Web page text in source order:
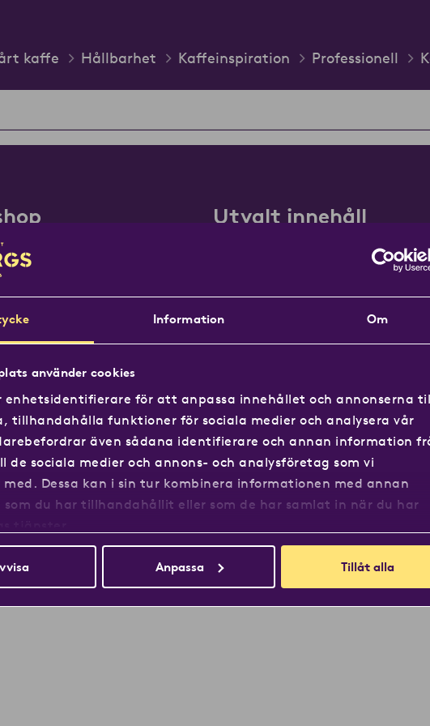
Information Om
använder cookies
enhetsidentifierare för att anpassa innehållet och annonserna
tillhandahålla funktioner för sociala medier och analysera vår
även sådana identifierare och annan information
de sociala medier och annons- och analysföretag som vi
Dessa kan i sin tur kombinera informationen med annan
du har tillhandahållit eller som de har samlat in när du har
Anpassa Tillåt alla
kaffe
Hållbarhet Kaffeinspiration Professionell
Utvalt innehåll
Kaffebar
Professionell
Om oss
Bildbank
IntegritetspolicyInformation om Cookies Åpenhetsloven